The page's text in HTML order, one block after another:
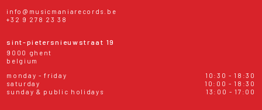
info@musicmaniarecords.be
+32 9 278 23 38
sint-pietersnieuwstraat 19
9000 ghent
belgium
monday - friday
10:30 - 18:30
saturday
10:00 - 18:30
sunday & public holidays
13:00 - 17:00